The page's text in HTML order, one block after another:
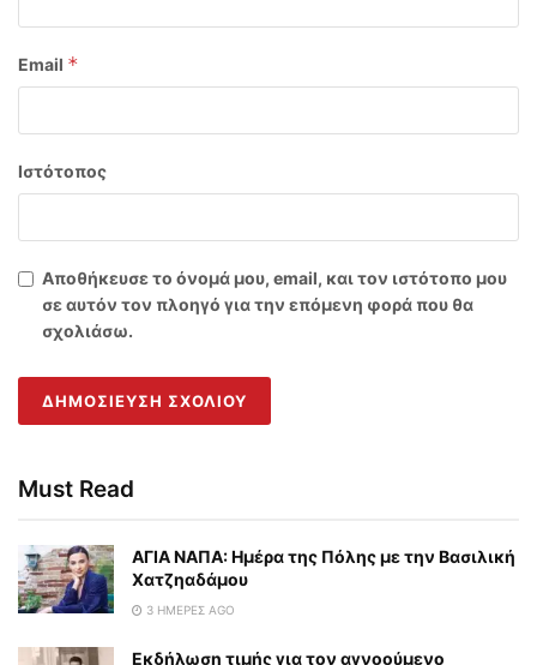
Email *
Ιστότοπος
Αποθήκευσε το όνομά μου, email, και τον ιστότοπο μου
σε αυτόν τον πλοηγό για την επόμενη φορά που θα
σχολιάσω.
Must Read
ΑΓΙΑ ΝΑΠΑ: Ημέρα της Πόλης με την Βασιλική
Χατζηαδάμου
3 ΗΜΈΡΕΣ AGO
Εκδήλωση τιμής για τον αγνοούμενο